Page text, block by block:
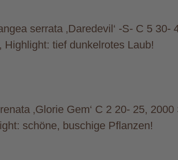
serrata ‚Daredevil‘ -S- C 5
Highlight: tief dunkelrotes Laub!
‚Glorie Gem‘ C 2 20- 25,
schöne, buschige Pflanzen!